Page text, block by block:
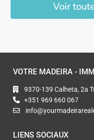
Voir
VOTRE MADEIRA -
9370-139 Calheta, 2a
+351 969 660 067
LIENS SOCIAUX